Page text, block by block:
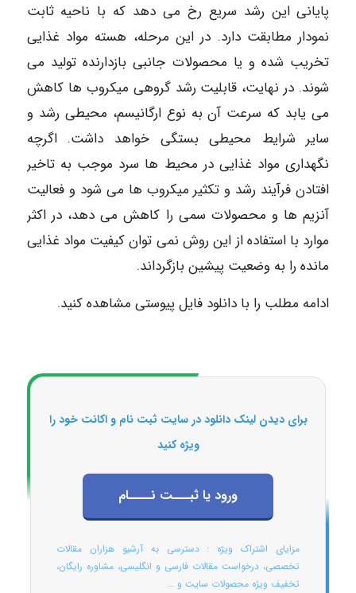
پایانی این رشد سریع رخ می دهد که با ناحیه ثابت
نمودار مطابقت دارد. در این مرحله، هسته مواد غذایی
تخریب شده و یا محصولات جانبی بازدارنده تولید می
شوند. در نهایت، قابلیت رشد گروهی میکروب ها کاهش
می یابد که سرعت آن به نوع ارگانیسم، محیطی رشد و
سایر شرایط محیطی بستگی خواهد داشت. اگرچه
نگهداری مواد غذایی در محیط ها سرد موجب به تاخیر
افتادن فرآیند رشد و تکثیر میکروب ها می شود و فعالیت
آنزیم ها و محصولات سمی را کاهش می دهد، در اکثر
موارد با استفاده از این روش نمی توان کیفیت مواد غذایی
مانده را به وضعیت پیشین بازگرداند.
ادامه مطلب را با دانلود فایل پیوستی مشاهده کنید.
برای دیدن لینک دانلود در سایت ثبت نام و اکانت خود را
ویژه کنید
ورود یا ثبـــت نــــام
مزایای اشتراک ویژه : دسترسی به آرشیو هزاران مقالات
تخصصی، درخواست مقالات فارسی و انگلیسی، مشاوره رایگان،
تخفیف ویژه محصولات سایت و ...